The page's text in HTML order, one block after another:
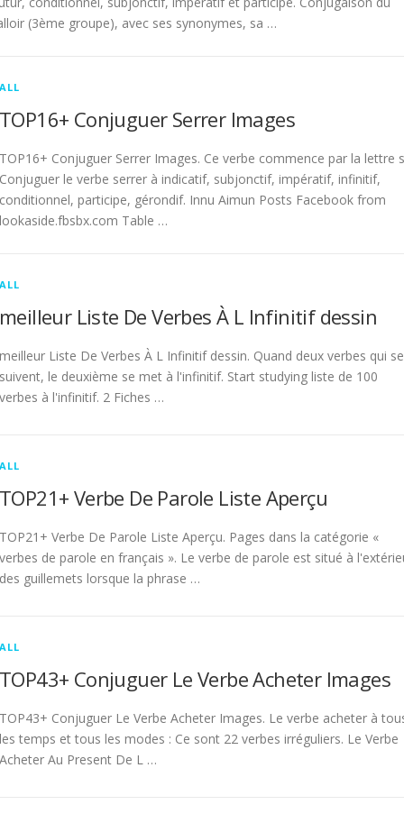
(3ème groupe), avec ses synonymes, sa …
ALL
TOP16+ Conjuguer Serrer Images
TOP16+ Conjuguer Serrer Images. Ce verbe commence par la lettre
Conjuguer le verbe serrer à indicatif, subjonctif, impératif, infinitif,
conditionnel, participe, gérondif. Innu Aimun Posts Facebook from
lookaside.fbsbx.com Table …
ALL
meilleur Liste De Verbes À L Infinitif dessin
meilleur Liste De Verbes À L Infinitif dessin. Quand deux verbes qui se
suivent, le deuxième se met à l'infinitif. Start studying liste de 100
verbes à l'infinitif. 2 Fiches …
ALL
TOP21+ Verbe De Parole Liste Aperçu
TOP21+ Verbe De Parole Liste Aperçu. Pages dans la catégorie «
verbes de parole en français ». Le verbe de parole est situé à
des guillemets lorsque la phrase …
ALL
TOP43+ Conjuguer Le Verbe Acheter Images
TOP43+ Conjuguer Le Verbe Acheter Images. Le verbe acheter à
les temps et tous les modes : Ce sont 22 verbes irréguliers. Le Verbe
Acheter Au Present De L …